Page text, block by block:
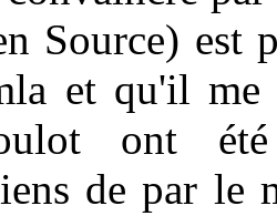
Source) est
et qu'il me
ont été
de par le